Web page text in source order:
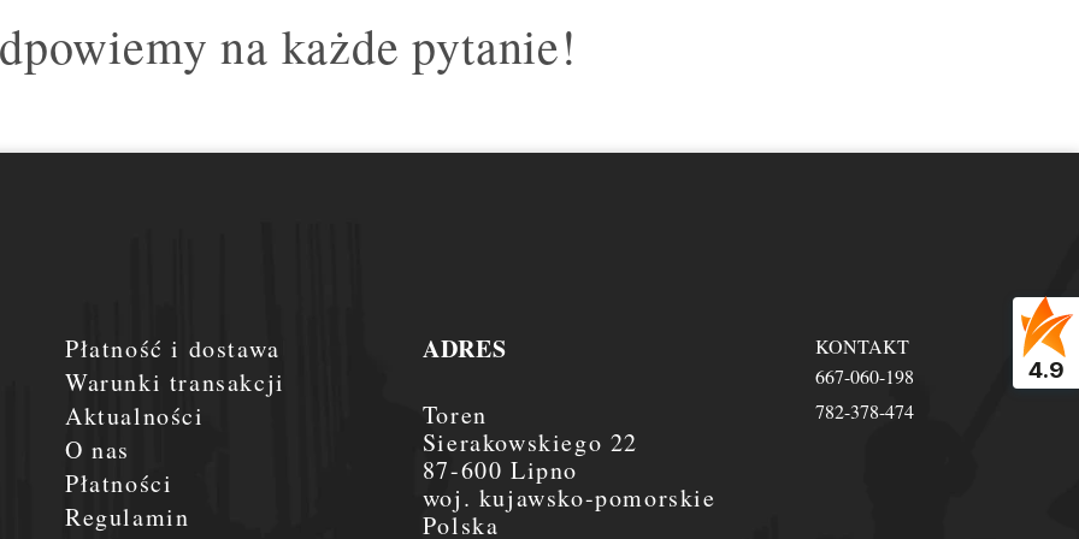
4.9
na każde pytanie!
Płatność i dostawa
Warunki transakcji
Aktualności
O nas
Płatności
Regulamin
ADRES
Toren
Sierakowskiego 22
87-600 Lipno
woj. kujawsko-pomorskie
Polska
KONTAKT
667-060-198
782-378-474